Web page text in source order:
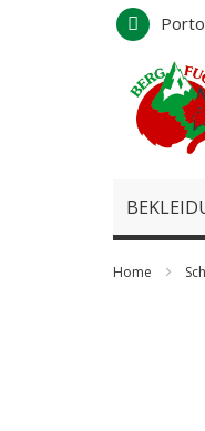
Direkt
Inhalt
Home